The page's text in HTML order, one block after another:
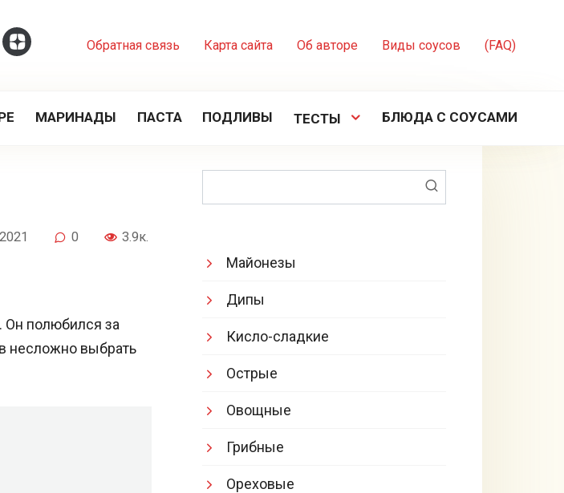
Обратная связь Карта сайта Об авторе Виды соусов (FAQ)
МАРИНАДЫ ПАСТА ПОДЛИВЫ ТЕСТЫ БЛЮДА С СОУСАМИ
0 3.9к.
полюбился за
несложно выбрать
Майонезы
Дипы
Кисло-сладкие
Острые
Овощные
Грибные
Ореховые